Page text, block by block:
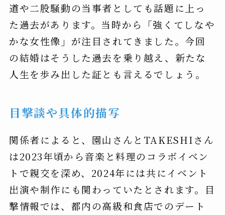
道や二股騒動の当事者としても話題に上っ
た過去があります。当時から「強くてしなや
かな女性像」が注目されてきました。今回
の結婚はそうした過去を乗り越え、新たな
人生を歩み出した証とも言えるでしょう。
目撃談や具体的描写
関係者によると、園山さんとTAKESHIさん
は2023年頃から音楽と料理のコラボイベン
トで親交を深め、2024年には共にイベント
出演や制作にも関わっていたとされます。目
撃情報では、都内の高級和食店でのデート